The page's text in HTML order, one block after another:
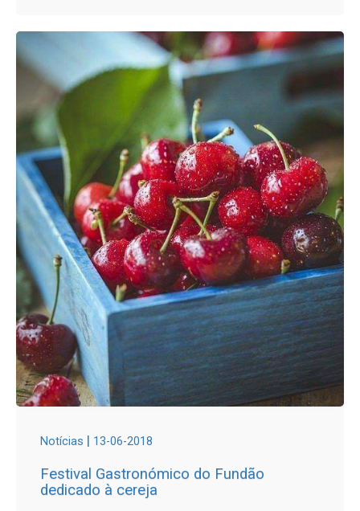
Notícias | 13-06-2018
Festival Gastronómico do Fundão
dedicado à cereja